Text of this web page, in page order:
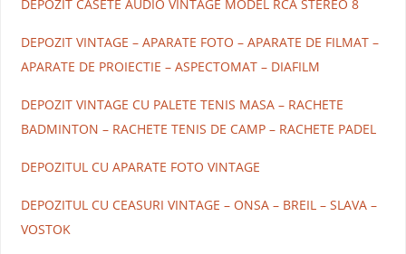
DEPOZIT CASETE AUDIO VINTAGE MODEL RCA STEREO 8
DEPOZIT VINTAGE – APARATE FOTO – APARATE DE FILMAT –
APARATE DE PROIECTIE – ASPECTOMAT – DIAFILM
DEPOZIT VINTAGE CU PALETE TENIS MASA – RACHETE
BADMINTON – RACHETE TENIS DE CAMP – RACHETE PADEL
DEPOZITUL CU APARATE FOTO VINTAGE
DEPOZITUL CU CEASURI VINTAGE – ONSA – BREIL – SLAVA –
VOSTOK